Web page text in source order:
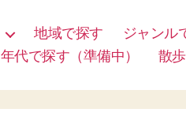
地域で探す
ジャンル
年代で探す（準備中）
散